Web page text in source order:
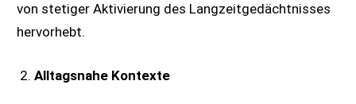
von stetiger Aktivierung des Langzeitgedächtnisses
hervorhebt.
Alltagsnahe Kontexte